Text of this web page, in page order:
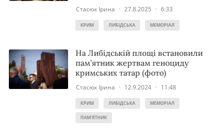
Стасюк Ірина · 27.8.2025 · 6:33
КРИМ ЛИБІДСЬКА МЕМОРІАЛ
На Либідській площі встановили
пам’ятник жертвам геноциду
кримських татар (фото)
Стасюк Ірина · 12.9.2024 · 11:48
КРИМ ЛИБІДСЬКА МЕМОРІАЛ
ПАМ'ЯТНИК